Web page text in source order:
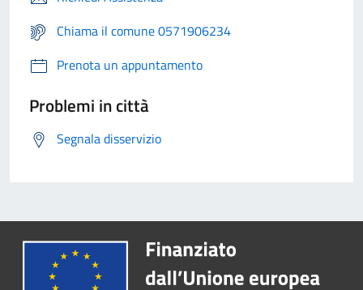
Chiama il comune 0571906234
Prenota un appuntamento
Problemi in città
Segnala disservizio